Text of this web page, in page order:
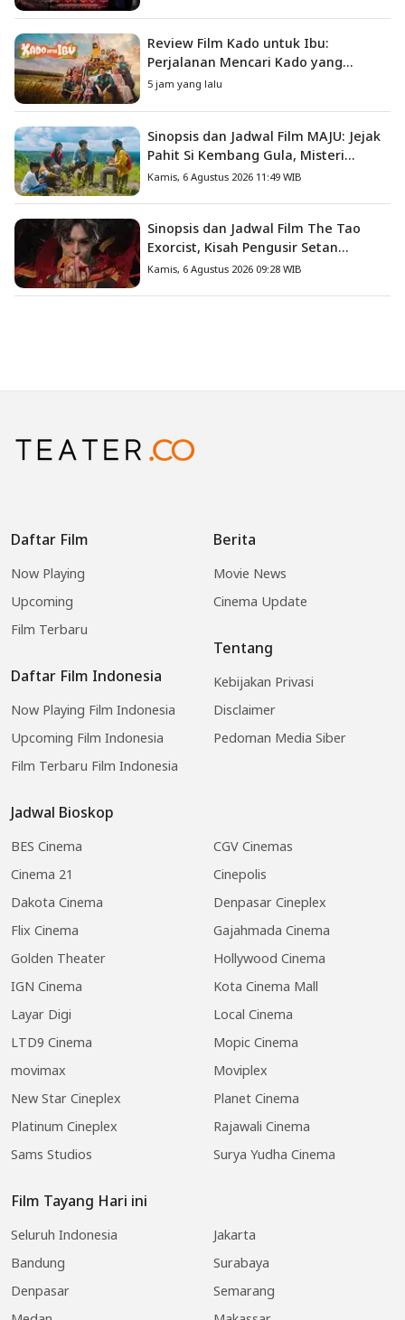
Review Film Kado untuk Ibu:
Perjalanan Mencari Kado yang
Mengajarkan Arti Keluarga
5 jam yang lalu
Sinopsis dan Jadwal Film MAJU: Jejak
Pahit Si Kembang Gula, Misteri
Hilangnya Bagas di Lokasi Jambore
Kamis, 6 Agustus 2026 11:49 WIB
Sinopsis dan Jadwal Film The Tao
Exorcist, Kisah Pengusir Setan
Melawan Kutukan Mematikan
Kamis, 6 Agustus 2026 09:28 WIB
Daftar Film
Now Playing
Upcoming
Film Terbaru
Daftar Film Indonesia
Now Playing Film Indonesia
Upcoming Film Indonesia
Film Terbaru Film Indonesia
Jadwal Bioskop
BES Cinema
CGV Cinemas
Cinema 21
Cinepolis
Dakota Cinema
Denpasar Cineplex
Flix Cinema
Gajahmada Cinema
Golden Theater
Hollywood Cinema
IGN Cinema
Kota Cinema Mall
Layar Digi
Local Cinema
LTD9 Cinema
Mopic Cinema
movimax
Moviplex
New Star Cineplex
Planet Cinema
Platinum Cineplex
Rajawali Cinema
Sams Studios
Surya Yudha Cinema
Film Tayang Hari ini
Seluruh Indonesia
Jakarta
Bandung
Surabaya
Denpasar
Semarang
Berita
Movie News
Cinema Update
Tentang
Kebijakan Privasi
Disclaimer
Pedoman Media Siber